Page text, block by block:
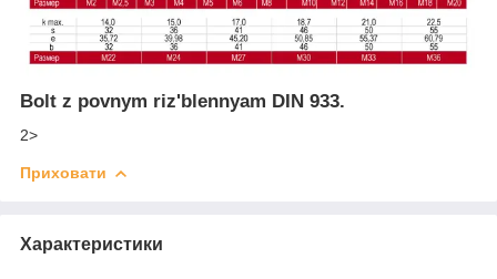
Bolt z povnym rizʹblennyam DIN 933.
2>
Приховати
Характеристики